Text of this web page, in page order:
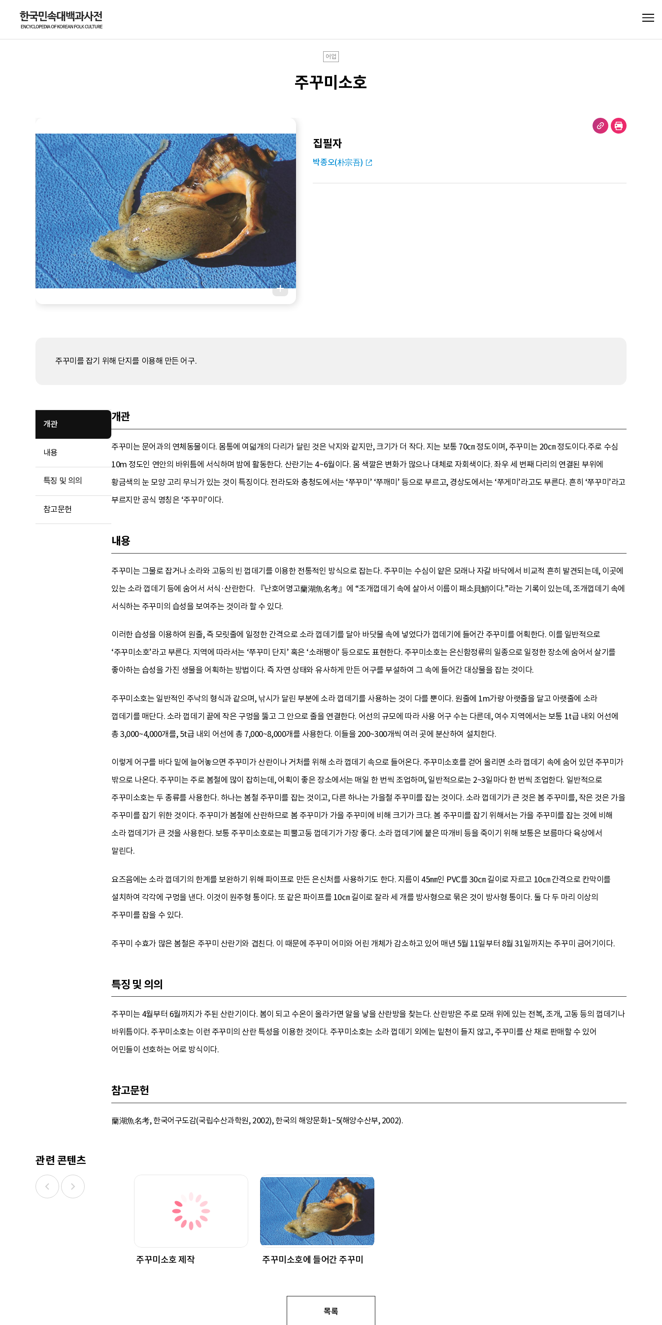
어업
주꾸미소호
집필자
박종오(朴宗吾)
주꾸미를 잡기 위해 단지를 이용해 만든 어구.
개관
내용
특징 및 의의
참고문헌
개관
주꾸미는 문어과의 연체동물이다. 몸통에 여덟개의 다리가 달린 것은 낙지와 같지만, 크기가 더 작다. 지는 보통 70㎝ 정도이며, 주꾸미는 20㎝ 정도이다.주로 수심
10m 정도인 연안의 바위틈에 서식하며 밤에 활동한다. 산란기는 4~6월이다. 몸 색깔은 변화가 많으나 대체로 자회색이다. 좌우 세 번째 다리의 연결된 부위에
황금색의 눈 모양 고리 무늬가 있는 것이 특징이다. 전라도와 충청도에서는 ‘쭈꾸미’ ‘쭈깨미’ 등으로 부르고, 경상도에서는 ‘쭈게미’라고도 부른다. 흔히 ‘쭈꾸미’라고
부르지만 공식 명칭은 ‘주꾸미’이다.
내용
주꾸미는 그물로 잡거나 소라와 고둥의 빈 껍데기를 이용한 전통적인 방식으로 잡는다. 주꾸미는 수심이 얕은 모래나 자갈 바닥에서 비교적 흔히 발견되는데, 이곳에
있는 소라 껍데기 등에 숨어서 서식·산란한다. 『난호어명고蘭湖魚名考』에 “조개껍데기 속에 살아서 이름이 패소貝鮹이다.”라는 기록이 있는데, 조개껍데기 속에
서식하는 주꾸미의 습성을 보여주는 것이라 할 수 있다.
이러한 습성을 이용하여 원줄, 즉 모릿줄에 일정한 간격으로 소라 껍데기를 달아 바닷물 속에 넣었다가 껍데기에 들어간 주꾸미를 어획한다. 이를 일반적으로
‘주꾸미소호’라고 부른다. 지역에 따라서는 ‘쭈꾸미 단지’ 혹은 ‘소래팽이’ 등으로도 표현한다. 주꾸미소호는 은신함정류의 일종으로 일정한 장소에 숨어서 살기를
좋아하는 습성을 가진 생물을 어획하는 방법이다. 즉 자연 상태와 유사하게 만든 어구를 부설하여 그 속에 들어간 대상물을 잡는 것이다.
주꾸미소호는 일반적인 주낙의 형식과 같으며, 낚시가 달린 부분에 소라 껍데기를 사용하는 것이 다를 뿐이다. 원줄에 1m가량 아랫줄을 달고 아랫줄에 소라
껍데기를 매단다. 소라 껍데기 끝에 작은 구멍을 뚫고 그 안으로 줄을 연결한다. 어선의 규모에 따라 사용 어구 수는 다른데, 여수 지역에서는 보통 1t급 내외 어선에
총 3,000~4,000개를, 5t급 내외 어선에 총 7,000~8,000개를 사용한다. 이들을 200~300개씩 여러 곳에 분산하여 설치한다.
이렇게 어구를 바다 밑에 늘어놓으면 주꾸미가 산란이나 거처를 위해 소라 껍데기 속으로 들어온다. 주꾸미소호를 걷어 올리면 소라 껍데기 속에 숨어 있던 주꾸미가
밖으로 나온다. 주꾸미는 주로 봄철에 많이 잡히는데, 어획이 좋은 장소에서는 매일 한 번씩 조업하며, 일반적으로는 2~3일마다 한 번씩 조업한다. 일반적으로
주꾸미소호는 두 종류를 사용한다. 하나는 봄철 주꾸미를 잡는 것이고, 다른 하나는 가을철 주꾸미를 잡는 것이다. 소라 껍데기가 큰 것은 봄 주꾸미를, 작은 것은 가을
주꾸미를 잡기 위한 것이다. 주꾸미가 봄철에 산란하므로 봄 주꾸미가 가을 주꾸미에 비해 크기가 크다. 봄 주꾸미를 잡기 위해서는 가을 주꾸미를 잡는 것에 비해
소라 껍데기가 큰 것을 사용한다. 보통 주꾸미소호로는 피뿔고둥 껍데기가 가장 좋다. 소라 껍데기에 붙은 따개비 등을 죽이기 위해 보통은 보름마다 육상에서
말린다.
요즈음에는 소라 껍데기의 한계를 보완하기 위해 파이프로 만든 은신처를 사용하기도 한다. 지름이 45㎜인 PVC를 30㎝ 길이로 자르고 10㎝ 간격으로 칸막이를
설치하여 각각에 구멍을 낸다. 이것이 원주형 통이다. 또 같은 파이프를 10㎝ 길이로 잘라 세 개를 방사형으로 묶은 것이 방사형 통이다. 둘 다 두 마리 이상의
주꾸미를 잡을 수 있다.
주꾸미 수효가 많은 봄철은 주꾸미 산란기와 겹친다. 이 때문에 주꾸미 어미와 어린 개체가 감소하고 있어 매년 5월 11일부터 8월 31일까지는 주꾸미 금어기이다.
특징 및 의의
주꾸미는 4월부터 6월까지가 주된 산란기이다. 봄이 되고 수온이 올라가면 알을 낳을 산란방을 찾는다. 산란방은 주로 모래 위에 있는 전복, 조개, 고동 등의 껍데기나
바위틈이다. 주꾸미소호는 이런 주꾸미의 산란 특성을 이용한 것이다. 주꾸미소호는 소라 껍데기 외에는 밑천이 들지 않고, 주꾸미를 산 채로 판매할 수 있어
어민들이 선호하는 어로 방식이다.
참고문헌
蘭湖魚名考, 한국어구도감(국립수산과학원, 2002), 한국의 해양문화1~5(해양수산부, 2002).
관련 콘텐츠
주꾸미소호 제작 주꾸미소호에 들어간 주꾸미
목록